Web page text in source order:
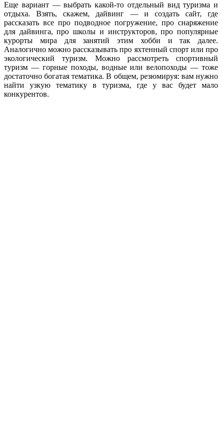
Еще вариант — выбрать какой-то отдельный вид туризма и
отдыха. Взять, скажем, дайвинг — и создать сайт, где
рассказать все про подводное погружение, про снаряжение
для дайвинга, про школы и инструкторов, про популярные
курорты мира для занятий этим хобби и так далее.
Аналогично можно рассказывать про яхтенный спорт или про
экологический туризм. Можно рассмотреть спортивный
туризм — горные походы, водные или велопоходы — тоже
достаточно богатая тематика. В общем, резюмируя: вам нужно
найти узкую тематику в туризма, где у вас будет мало
конкурентов.